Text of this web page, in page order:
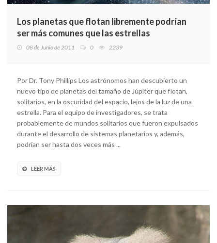
Los planetas que flotan libremente podrían
ser más comunes que las estrellas
08 de Junio de 2011 0 2239
Por Dr. Tony Phillips Los astrónomos han descubierto un
nuevo tipo de planetas del tamaño de Júpiter que flotan,
solitarios, en la oscuridad del espacio, lejos de la luz de una
estrella. Para el equipo de investigadores, se trata
probablemente de mundos solitarios que fueron expulsados
durante el desarrollo de sistemas planetarios y, además,
podrían ser hasta dos veces más ...
LEER MÁS